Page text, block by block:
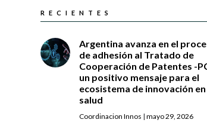
RECIENTES
Argentina avanza en el
de adhesión al Tratado de
Cooperación de Patentes -
un positivo mensaje para el
ecosistema de innovación en
salud
Coordinacion Innos | mayo 29, 2026